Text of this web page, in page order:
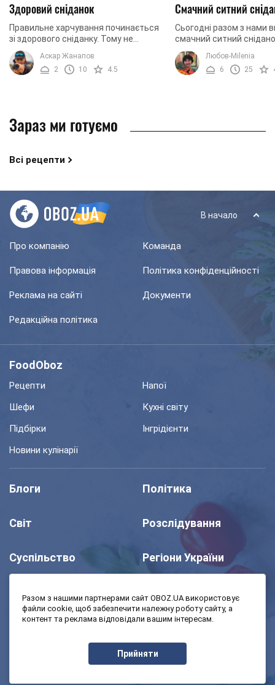
Здоровий сніданок
Правильне харчування починається
зі здорового сніданку. Тому не
поспішайте наспіх готувати
бутерброди та запивати все це
кавою. Приділіть п'ять ...
Аскар Жанапов
2
10 4.5
Смачний ситний
Сьогодні разом з нами
смачний ситний
родини. Поснідати
вівсяною кашею зовсім
ж зможете ...
Любов-Milenia
6
25
Зараз ми готуємо
Всі рецепти
В начало
Про компанію Команда
Правова інформація Політика конфіденційності
Реклама на сайті Документи
Редакційна політика
FoodOboz
Рецепти
Напої
Шефи
Кухні світу
Підбірки
Інгрідієнти
Новини кулінарії
Блоги Політика
Світ Розслідування
Суспільство Регіони України
Шоу Спорт
Моя школа
Економіка
Разом з нашими партнерами сайт OBOZ.UA використовує
файли cookie, щоб забезпечити належну роботу сайту, а
контент та реклама відповідали вашим інтересам.
Прийняти